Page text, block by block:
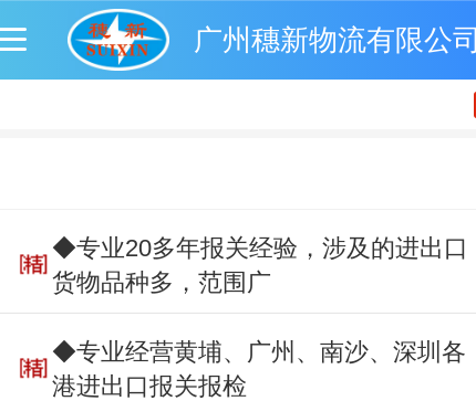
广州穗新物流有限公司
◆专业20多年报关经验，涉及的进出口
货物品种多，范围广
◆专业经营黄埔、广州、南沙、深圳各
港进出口报关报检